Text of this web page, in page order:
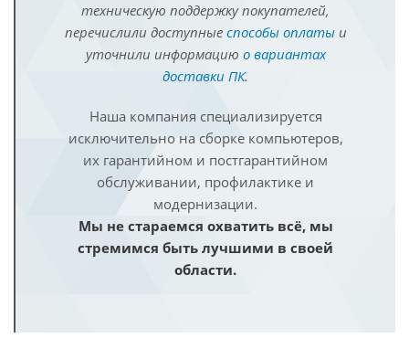
техническую поддержку покупателей,
перечислили доступные способы оплатыи
уточнили информацию о вариантах
доставки ПК.
Наша компания специализируется
исключительно на сборке компьютеров,
их гарантийном и постгарантийном
обслуживании, профилактике и
модернизации.
Мы не стараемся охватить всё, мы
стремимся быть лучшими в своей
области.